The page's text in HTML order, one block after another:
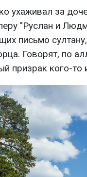
ухаживал за
"Руслан и
письмо
Говорят, по
призрак кого-то